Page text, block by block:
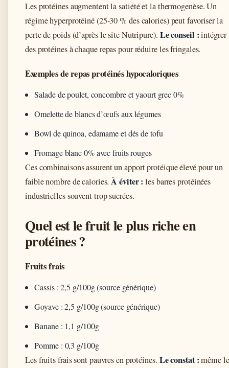
Les protéines augmentent la satiété et la thermogenèse. Un
régime hyperprotéiné (25-30 % des calories) peut favoriser la
perte de poids (d’après le site Nutripure). Le conseil :intégrer
des protéines à chaque repas pour réduire les fringales.
Exemples de repas protéinés hypocaloriques
Salade de poulet, concombre et yaourt grec 0%
Omelette de blancs d’œufs aux légumes
Bowl de quinoa, edamame et dés de tofu
Fromage blanc 0% avec fruits rouges
Ces combinaisons assurent un apport protéique élevé pour un
faible nombre de calories.À éviter : les barres protéinées
industrielles souvent trop sucrées.
Quel est le fruit le plus riche en
protéines ?
Fruits frais
Cassis : 2,5 g/100g (source générique)
Goyave : 2,5 g/100g (source générique)
Banane : 1,1 g/100g
Pomme : 0,3 g/100g
Les fruits frais sont pauvres en protéines. Le constat :même